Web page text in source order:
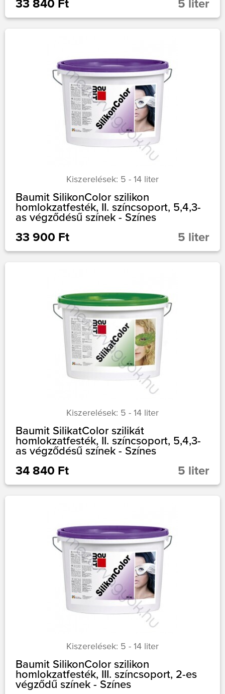
Kiszerelések: 5 - 14 liter
Baumit SilikonColor szilikon
homlokzatfesték, II. színcsoport, 5,4,3-
as végződésű színek - Színes
33 900 Ft 5 liter
Kiszerelések: 5 - 14 liter
Baumit SilikatColor szilikát
homlokzatfesték, II. színcsoport, 5,4,3-
as végződésű színek - Színes
34 840 Ft 5 liter
Kiszerelések: 5 - 14 liter
Baumit SilikonColor szilikon
homlokzatfesték, III. színcsoport, 2-es
végződű színek - Színes